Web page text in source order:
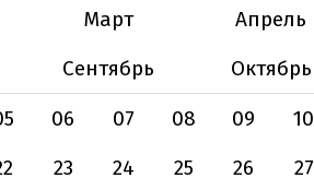
Март Апрель
Сентябрь Октябрь
06 07 08 09 10
23 24 25 26 27